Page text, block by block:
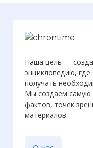
Наша цель —
энциклопедию, где
получать
Мы создаем самую
фактов, точек
материалов.